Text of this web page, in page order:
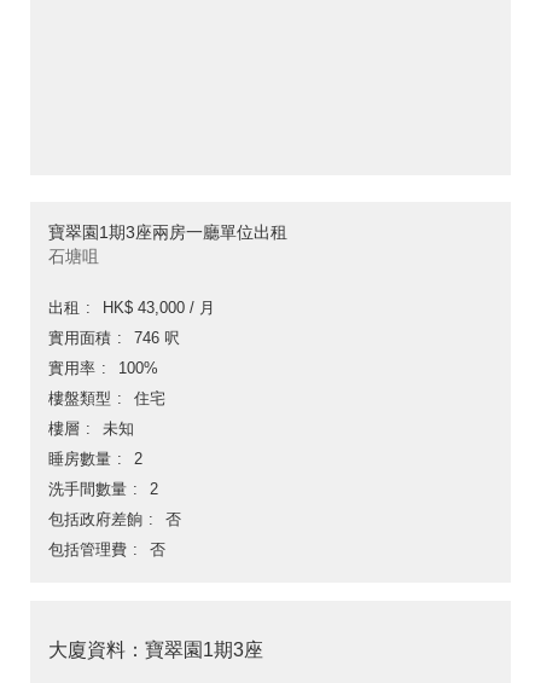
寶翠園1期3座兩房一廳單位出租
石塘咀
出租
HK$ 43,000 / 月
實用面積
746 呎
實用率
100%
樓盤類型
住宅
樓層
未知
睡房數量
2
洗手間數量
2
包括政府差餉
否
包括管理費
否
大廈資料：寶翠園1期3座